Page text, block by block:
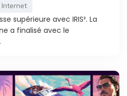
Internet
supérieure avec IRIS². La
a finalisé avec le